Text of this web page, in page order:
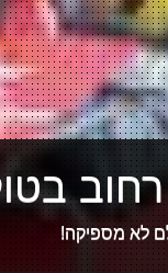
לא מספיקה!